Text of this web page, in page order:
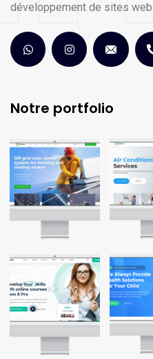
développement de sites web
Notre portfolio